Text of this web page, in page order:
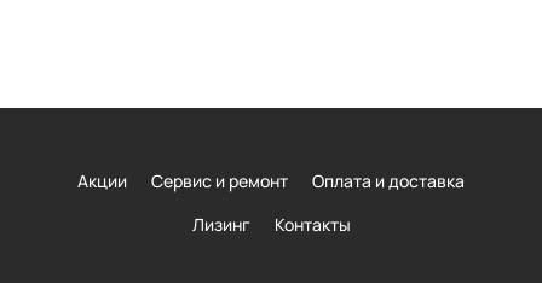
Акции Сервис и ремонт
Оплата и доставка
Лизинг
Контакты